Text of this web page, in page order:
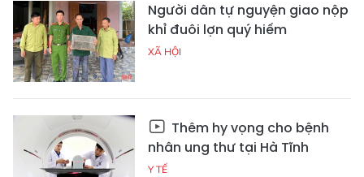
Người dân tự nguyện giao nộp
khỉ đuôi lợn quý hiếm
XÃ HỘI
Thêm hy vọng cho bệnh
nhân ung thư tại Hà Tĩnh
Y TẾ